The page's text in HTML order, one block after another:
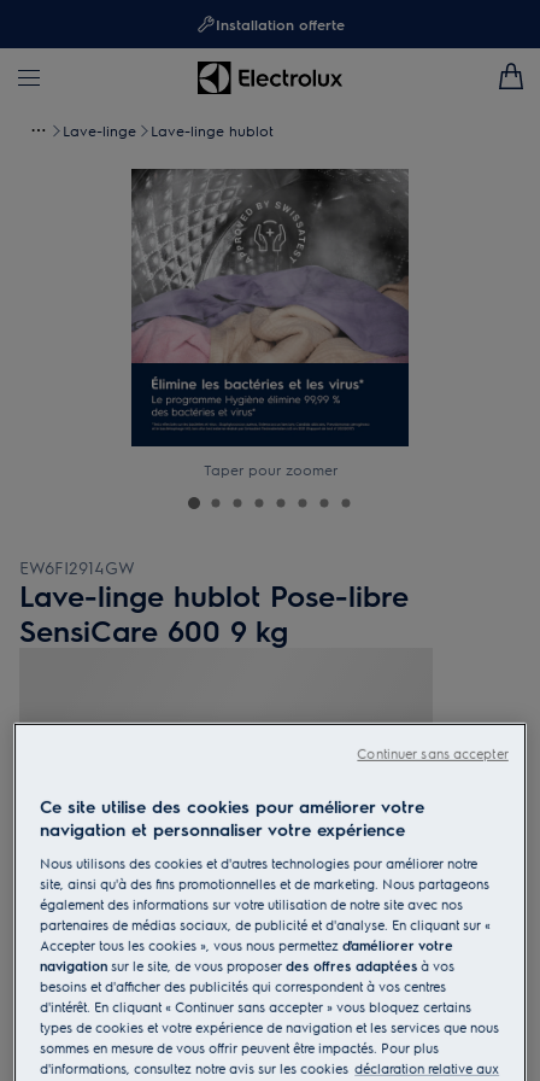
Installation offerte
Lave-linge Lave-linge hublot
Taper pour zoomer
EW6FI2914GW
Lave-linge hublot Pose-libre
SensiCare 600 9 kg
Fiche d’information sur le produit
SensiCare adapte la durée, la consommation d’eau et d’énergie en
fonction du poids de la charge.
SensiCare, des vêtements neufs deux fois plus longtemps.
Time Manager®, une fonction en 4 étapes pour des temps de lavage
plus courts.
Ce site utilise des cookies pour améliorer votre
navigation et personnaliser votre expérience
Nous utilisons des cookies et d'autres technologies pour améliorer notre
site, ainsi qu'à des fins promotionnelles et de marketing. Nous partageons
également des informations sur votre utilisation de notre site avec nos
partenaires de médias sociaux, de publicité et d'analyse. En cliquant sur «
Accepter tous les cookies », vous nous permettezd'améliorer votre
navigation sur le site, de vous proposerdes offres adaptées à vos
besoins et d'afficher des publicités qui correspondent à vos centres
d'intérêt. En cliquant « Continuer sans accepter » vous bloquez certains
types de cookies et votre expérience de navigation et les services que nous
sommes en mesure de vous offrir peuvent être impactés. Pour plus
d'informations, consultez notre avis sur les cookies déclaration relative aux
Continuer sans accepter